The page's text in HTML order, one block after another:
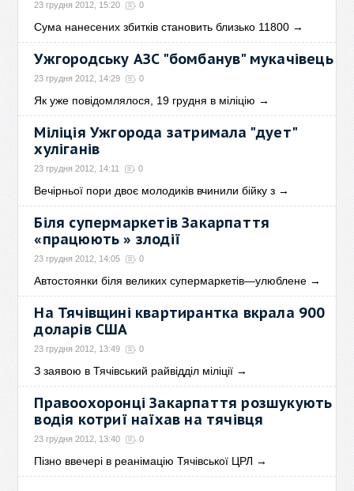
23 грудня 2012, 15:20 0
Сума нанесених збитків становить близько 11800 →
Ужгородську АЗС "бомбанув" мукачівець
23 грудня 2012, 14:29 0
Як уже повідомлялося, 19 грудня в міліцію →
Міліція Ужгорода затримала "дует"
хуліганів
23 грудня 2012, 14:11 0
Вечірньої пори двоє молодиків вчинили бійку з →
Біля супермаркетів Закарпаття
«працюють » злодії
23 грудня 2012, 14:05 0
Автостоянки біля великих супермаркетів—улюблене →
На Тячівщині квартирантка вкрала 900
доларів США
23 грудня 2012, 13:49 0
З заявою в Тячівський райвідділ міліції →
Правоохоронці Закарпаття розшукують
водія котриї наїхав на тячівця
23 грудня 2012, 13:40 0
Пізно ввечері в реанімацію Тячівської ЦРЛ →